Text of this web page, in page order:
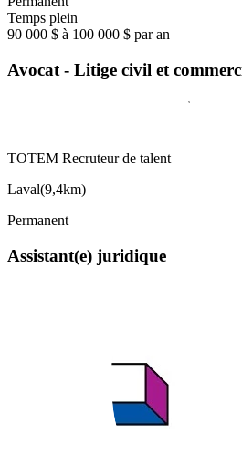
Temps plein
90 000 $ à 100 000 $ par an
Avocat - Litige civil et
TOTEM Recruteur de talent
Laval(9,4km)
Permanent
Assistant(e) juridique